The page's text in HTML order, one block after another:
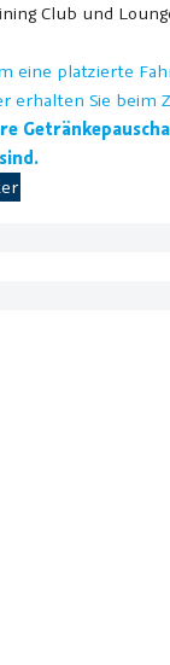
Club und
eine platzierte
erhalten Sie beim